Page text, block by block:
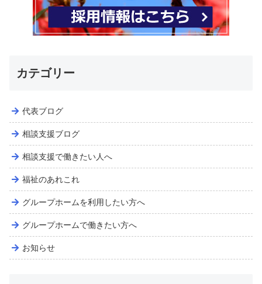
カテゴリー
代表ブログ
相談支援ブログ
相談支援で働きたい人へ
福祉のあれこれ
グループホームを利用したい方へ
グループホームで働きたい方へ
お知らせ